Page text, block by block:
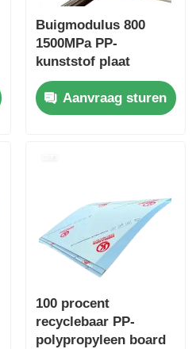
Buigmodulus 800
1500MPa PP-
kunststof plaat
Polypropyleenplaat
Bestand tegen zuren
Duurzaam materiaal
Aanvraag sturen
100 procent
recyclebaar PP-
polypropyleen board